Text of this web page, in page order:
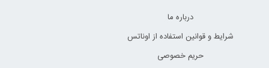
درباره ما
شرایط و قوانین استفاده از اوناتس
حریم خصوصی